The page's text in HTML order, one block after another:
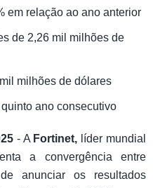
em relação ao ano anterior
de 2,26 mil milhões de
milhões de dólares
quinto ano consecutivo
- A Fortinet, líder mundial
a convergência entre
anunciar os resultados